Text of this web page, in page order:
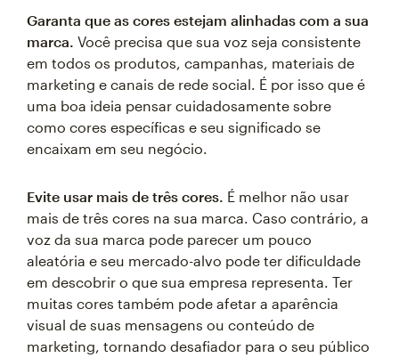
Garanta que as cores estejam alinhadas com a sua
marca. Você precisa que sua voz seja consistente
em todos os produtos, campanhas, materiais de
marketing e canais de rede social. É por isso que é
uma boa ideia pensar cuidadosamente sobre
como cores específicas e seu significado se
encaixam em seu negócio.
Evite usar mais de três cores. É melhor não usar
mais de três cores na sua marca. Caso contrário, a
voz da sua marca pode parecer um pouco
aleatória e seu mercado-alvo pode ter dificuldade
em descobrir o que sua empresa representa. Ter
muitas cores também pode afetar a aparência
visual de suas mensagens ou conteúdo de
marketing, tornando desafiador para o seu público